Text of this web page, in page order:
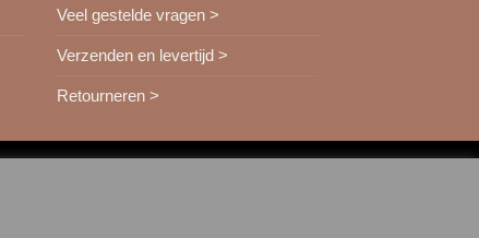
Veel gestelde vragen >
Verzenden en levertijd >
Retourneren >